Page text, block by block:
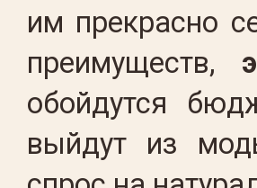
им прекрасно
преимуществ,
обойдутся
выйдут из